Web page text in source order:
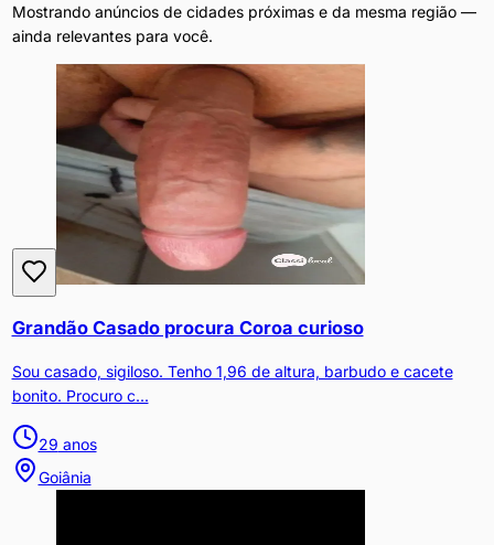
Mostrando anúncios de cidades próximas e da mesma região —
ainda relevantes para você.
Grandão Casado procura Coroa curioso
Sou casado, sigiloso. Tenho 1,96 de altura, barbudo e cacete
bonito. Procuro c...
29 anos
Goiânia